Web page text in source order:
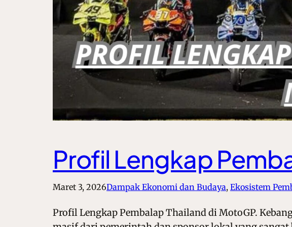
Profil Lengkap
Maret 3, 2026Dampak Ekonomi dan Budaya, Ekosistem
Profil Lengkap Pembalap Thailand di MotoGP.